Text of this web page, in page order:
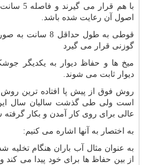
با هم
اصول آن رعایت شده باشد.
قوطی به طول
گوزنی قرار می گیرد
میخ ها و حفاظ دیوار به یکدیگر
دیوار ثابت می شوند.
روش فوق از پیش پا افتاده ترین
است ولی طی گذشت سالیان سال
عالی برای روی کار آمدن و بکار گرفته
به اختصار به آنها اشاره می کنیم :
به عنوان مثال آب باران هنگام تخلیه
از بین حفاظ ها برای خود پیدا می